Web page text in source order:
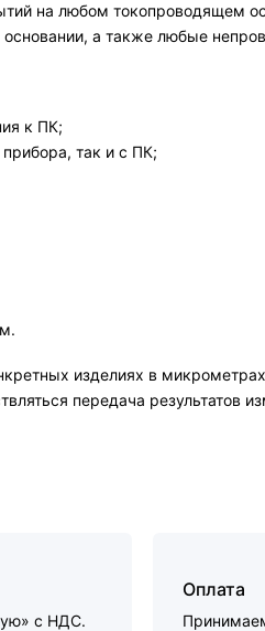
на любом токопроводящем
а также любые
к ПК;
так и с ПК;
изделиях в
передача результатов
с НДС.
Оплата